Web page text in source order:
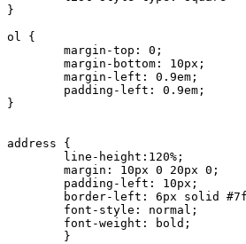
}
ol {
}
address {